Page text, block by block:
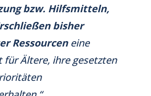
bzw. Hilfsmitteln,
bisher
Ressourcen eine
für Ältere, ihre gesetzten